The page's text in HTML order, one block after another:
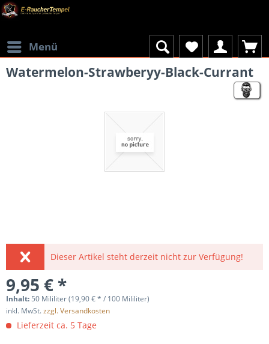
Menü
Watermelon-Strawberyy-Black-Currant
Dieser Artikel steht derzeit nicht zur Verfügung!
9,95 € *
Inhalt: 50 Mililiter (19,90 € * / 100 Mililiter)
inkl. MwSt.zzgl. Versandkosten
Lieferzeit ca. 5 Tage